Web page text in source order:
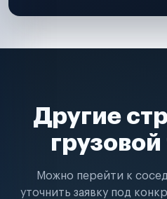
Другие
Можно перейти к
уточнить заявку под